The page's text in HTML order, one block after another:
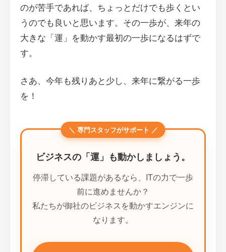
のが苦手であれば、ちょっとだけでも歩くとい
うのでも良いと思います。その一歩が、来年の
大きな「運」を動かす最初の一歩になるはずで
す。
さあ、今年も残りあと少し、来年に繋がる一歩
を！
＼ 専門スタッフがサポート ／
ビジネスの「運」も動かしましょう。
停滞している課題があるなら、ITの力で一歩
前に進めませんか？
私たちが御社のビジネスを動かすエンジンに
なります。